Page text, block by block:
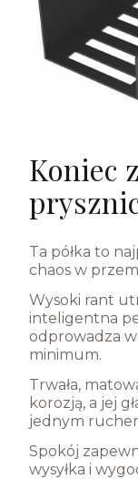
Koniec
Ta półka to
chaos w
Wysoki rant
inteligentna
odprowadza
minimum.
Trwała,
korozją, a jej
jednym
Spokój
wysyłka i